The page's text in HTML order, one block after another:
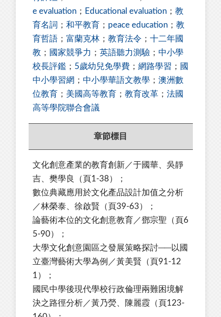
e evaluation ； Educational evaluation ； 教
育名詞 ； 和平教育 ； peace education ； 教
育哲語 ； 富蘭克林 ； 教育法令 ； 十二年國
教 ； 國家競爭力 ； 英語聽力測驗 ； 中小學
校長評鑑 ； 5歲幼兒免學費 ； 網路學習 ； 國
中小學習網 ； 中小學華語文教學 ； 澳洲數
位教育 ； 美國高等教育 ； 教育改革 ； 法國
高等學院聯合會議
章節標目
文化創意產業的教育創新／于國華、吳靜
吉、樊學良（頁1-38）；
數位典藏應用於文化產品設計加值之分析
／林榮泰、徐啟賢（頁39-63）；
論藝術本位的文化創意教育／鄧宗聖（頁6
5-90）；
大學文化創意園區之發展策略探討──以國
立臺灣藝術大學為例／黃美賢（頁91-12
1）；
國民中學後現代學校行政倫理兩難困境解
決之路徑分析／黃乃熒、陳麗霞（頁123-